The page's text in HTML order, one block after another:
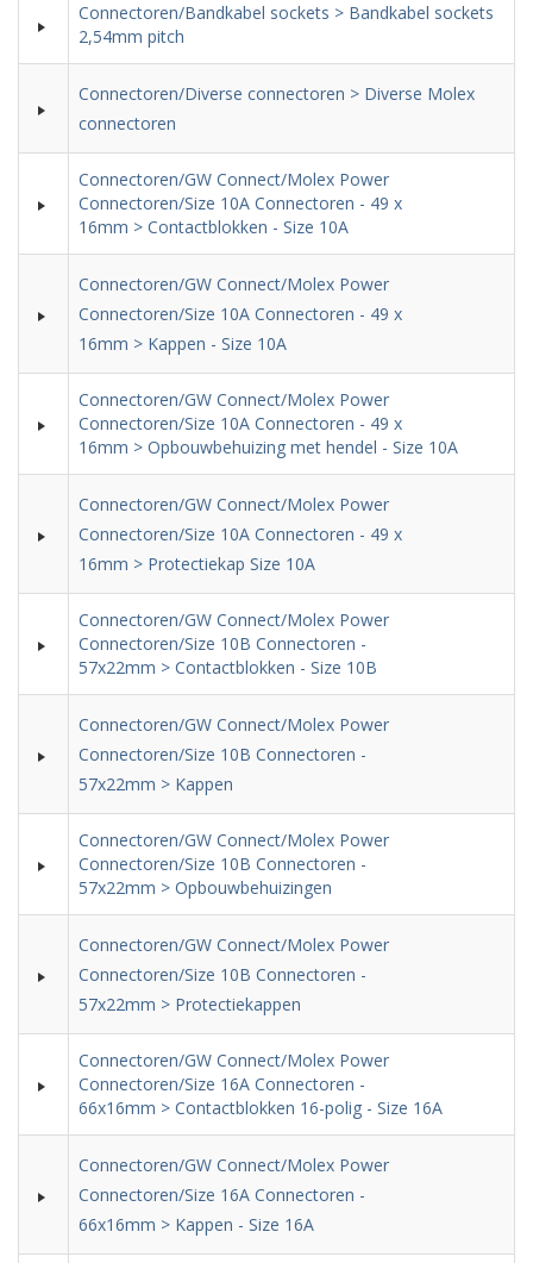
Connectoren/Bandkabel sockets > Bandkabel sockets
2,54mm pitch
Connectoren/Diverse connectoren > Diverse Molex
connectoren
Connectoren/GW Connect/Molex Power
Connectoren/Size 10A Connectoren - 49 x
16mm > Contactblokken - Size 10A
Connectoren/GW Connect/Molex Power
Connectoren/Size 10A Connectoren - 49 x
16mm > Kappen - Size 10A
Connectoren/GW Connect/Molex Power
Connectoren/Size 10A Connectoren - 49 x
16mm > Opbouwbehuizing met hendel - Size 10A
Connectoren/GW Connect/Molex Power
Connectoren/Size 10A Connectoren - 49 x
16mm > Protectiekap Size 10A
Connectoren/GW Connect/Molex Power
Connectoren/Size 10B Connectoren -
57x22mm > Contactblokken - Size 10B
Connectoren/GW Connect/Molex Power
Connectoren/Size 10B Connectoren -
57x22mm > Kappen
Connectoren/GW Connect/Molex Power
Connectoren/Size 10B Connectoren -
57x22mm > Opbouwbehuizingen
Connectoren/GW Connect/Molex Power
Connectoren/Size 10B Connectoren -
57x22mm > Protectiekappen
Connectoren/GW Connect/Molex Power
Connectoren/Size 16A Connectoren -
66x16mm > Contactblokken 16-polig - Size 16A
Connectoren/GW Connect/Molex Power
Connectoren/Size 16A Connectoren -
66x16mm > Kappen - Size 16A